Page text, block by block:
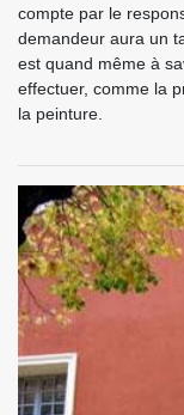
compte par le
demandeur aura un
est quand même à
effectuer, comme la
la peinture.